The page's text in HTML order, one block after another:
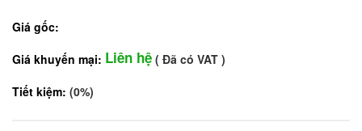
Giá gốc:
Giá khuyến mại: Liên hệ ( Đã có VAT )
Tiết kiệm: (0%)